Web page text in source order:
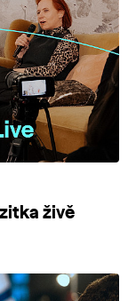
živě